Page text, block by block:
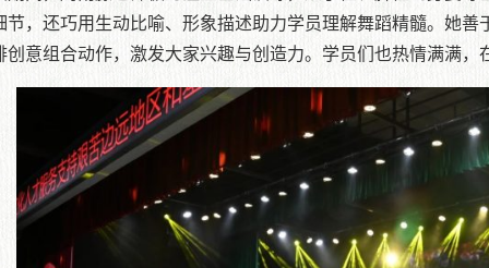
节，还巧用生动比喻、形象描述助力学员理解舞蹈精髓。她
创意组合动作，激发大家兴趣与创造力。学员们也热情满满，